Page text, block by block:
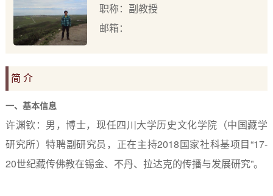
职称：副教授
邮箱：
简 介
一、基本信息
许渊钦：男，博士，现任四川大学历史文化学院（中国藏学
研究所）特聘副研究员，正在主持2018国家社科基项目“17-
20世纪藏传佛教在锡金、不丹、拉达克的传播与发展研究”。